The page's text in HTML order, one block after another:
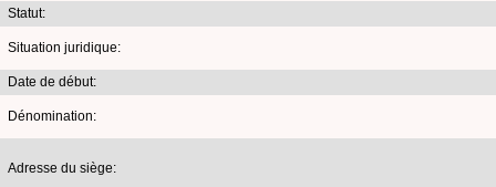
Statut:
Situation juridique:
Date de début:
Dénomination:
Adresse du siège: